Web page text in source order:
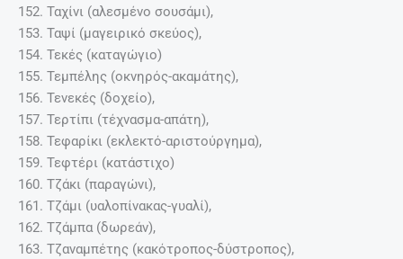
152. Ταχίνι (αλεσμένο σουσάμι),
153. Ταψί (μαγειρικό σκεύος),
154. Τεκές (καταγώγιο)
155. Τεμπέλης (οκνηρός-ακαμάτης),
156. Τενεκές (δοχείο),
157. Τερτίπι (τέχνασμα-απάτη),
158. Τεφαρίκι (εκλεκτό-αριστούργημα),
159. Τεφτέρι (κατάστιχο)
160. Τζάκι (παραγώνι),
161. Τζάμι (υαλοπίνακας-γυαλί),
162. Τζάμπα (δωρεάν),
163. Τζαναμπέτης (κακότροπος-δύστροπος),